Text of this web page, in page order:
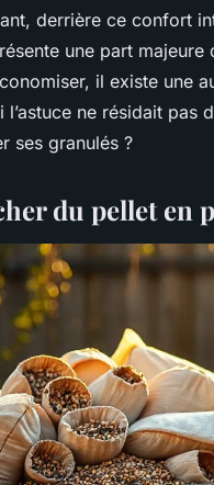
derrière ce confort
une part
il existe une
ne résidait pas
ses granulés ?
du pellet en